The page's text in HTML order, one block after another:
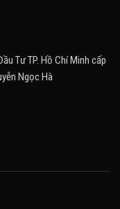
Tư TP. Hồ Chí Minh cấp
Ngọc Hà